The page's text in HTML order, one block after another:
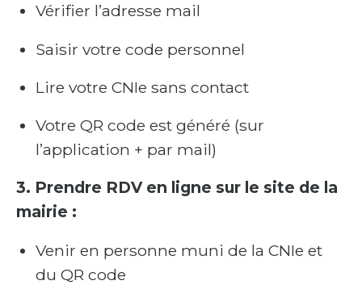
Vérifier l’adresse mail
Saisir votre code personnel
Lire votre CNIe sans contact
Votre QR code est généré (sur
l’application + par mail)
3. Prendre RDV en ligne sur le site de la
mairie :
Venir en personne muni de la CNIe et
du QR code